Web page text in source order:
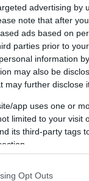
advertising by
note that after
ads based on
parties prior to
information
may also be
may further disclose
app uses one or
limited to your visit
its third-party tags
Opt Outs